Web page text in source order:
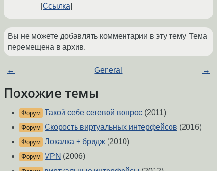
Ссылка
Вы не можете добавлять комментарии в эту тему. Тема
перемещена в архив.
← General →
Похожие темы
Форум Такой себе сетевой вопрос (2011)
Форум Скорость виртуальных интерфейсов (2016)
Форум Локалка + бридж (2010)
Форум VPN (2006)